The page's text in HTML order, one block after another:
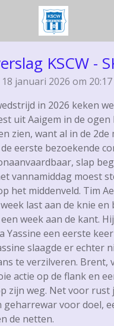
KSCW -
januari 2026 om 20:17
in 2026 keken
uit Aaigem in de
zien, want al in de
eerste bezoekende
slap
vannamiddag moest
het middenveld. Tim
last aan de knie en
week aan de kant. Hij
Yassine een eerste
slaagde er echter
te verzilveren. Brent,
actie op de flank en
zijn weg. Net voor rust
geharrewar voor doel,
de netten.